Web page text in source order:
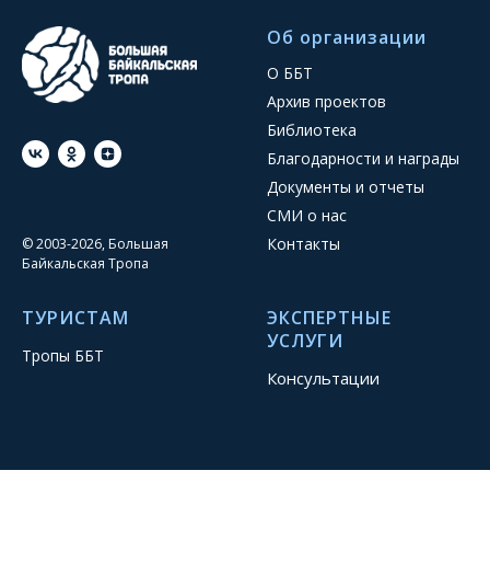
© 2003-2026, Большая
Байкальская Тропа
Об организации
О ББТ
Архив проектов
Библиотека
Благодарности и награды
Документы и отчеты
СМИ о нас
Контакты
ТУРИСТАМ
Тропы ББТ
ЭКСПЕРТНЫЕ
УСЛУГИ
Консультации